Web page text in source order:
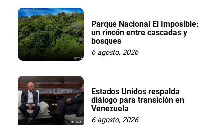
Parque Nacional El Imposible:
un rincón entre cascadas y
bosques
6 agosto, 2026
Estados Unidos respalda
diálogo para transición en
Venezuela
6 agosto, 2026